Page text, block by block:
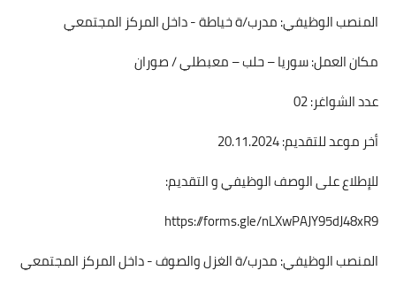
المنصب الوظيفي: مدرب/ة خياطة - داخل المركز المجتمعي
مكان العمل: سوريا – حلب – معبطلي / صوران
عدد الشواغر: 02
أخر موعد للتقديم: 20.11.2024
للإطلاع على الوصف الوظيفي و التقديم:
https://forms.gle/nLXwPAJY95dJ48xR9
المنصب الوظيفي: مدرب/ة الغزل والصوف - داخل المركز المجتمعي